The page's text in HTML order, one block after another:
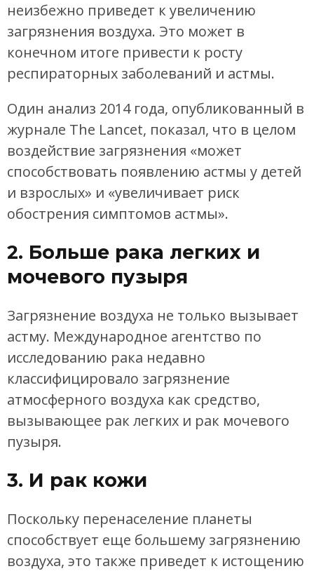
неизбежно приведет к увеличению
загрязнения воздуха. Это может в
конечном итоге привести к росту
респираторных заболеваний и астмы.
Один анализ 2014 года, опубликованный в
журнале The Lancet, показал, что в целом
воздействие загрязнения «может
способствовать появлению астмы у детей
и взрослых» и «увеличивает риск
обострения симптомов астмы».
2. Больше рака легких и
мочевого пузыря
Загрязнение воздуха не только вызывает
астму. Международное агентство по
исследованию рака недавно
классифицировало загрязнение
атмосферного воздуха как средство,
вызывающее рак легких и рак мочевого
пузыря.
3. И рак кожи
Поскольку перенаселение планеты
способствует еще большему загрязнению
воздуха, это также приведет к истощению